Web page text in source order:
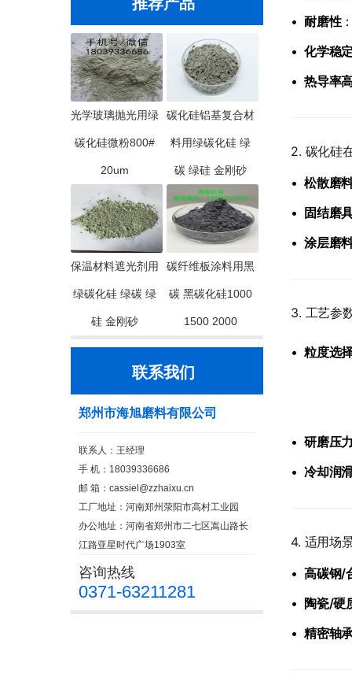
光学玻璃抛光用绿
碳化硅微粉800#
20um
碳化硅铝基复合材
料用绿碳化硅 绿
碳 绿硅 金刚砂
保温材料遮光剂用
绿碳化硅 绿碳 绿
硅 金刚砂
碳纤维板涂料用黑
碳 黑碳化硅1000
1500 2000
联系我们
郑州市海旭磨料有限公司
联系人：王经理
手 机：18039336686
邮 箱：cassiel@zzhaixu.cn
工厂地址：河南郑州荥阳市高村工业园
办公地址：河南省郑州市二七区嵩山路长
江路亚星时代广场1903室
咨询热线
0371-63211281
• ​耐磨性​
• 化学稳
• 热导率
​2. 碳化硅
• 松散磨
•
固结磨
• 涂层磨
​3. 工艺参
• 粒度选
• 研磨压
• 冷却润
​4. 适用场
• 高碳钢/
• 陶瓷/硬
• 精密轴